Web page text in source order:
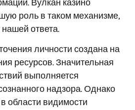
Вулкан казино
роль в таком механизме,
ответа.
личности создана на
ресурсов. Значительная
выполняется
надзора. Однако
области видимости